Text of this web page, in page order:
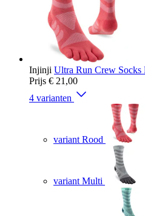
Injinji Ultra Run Crew Socks
Prijs € 21,00
4 varianten
variant Rood
variant Multi